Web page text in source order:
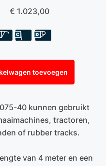
€ 1.023,00
toevoegen
40 kunnen gebruikt
tractoren,
of rubber tracks.
van 4 meter en een